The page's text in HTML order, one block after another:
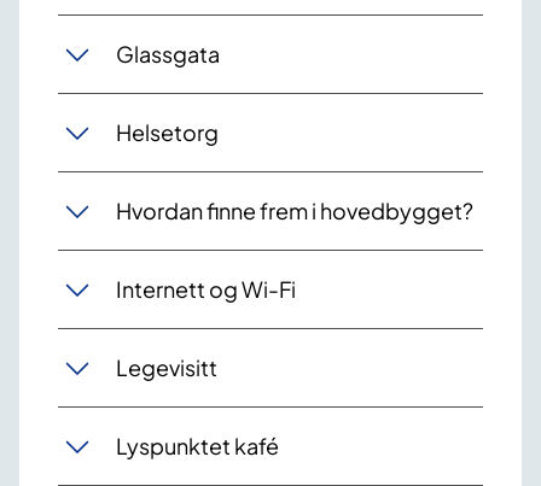
Glassgata
Helsetorg
Hvordan finne frem i hovedbygget?
Internett og Wi-Fi
Legevisitt
Lyspunktet kafé